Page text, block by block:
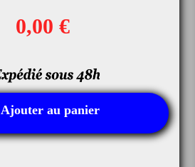
0,00 €
Ajouter au panier